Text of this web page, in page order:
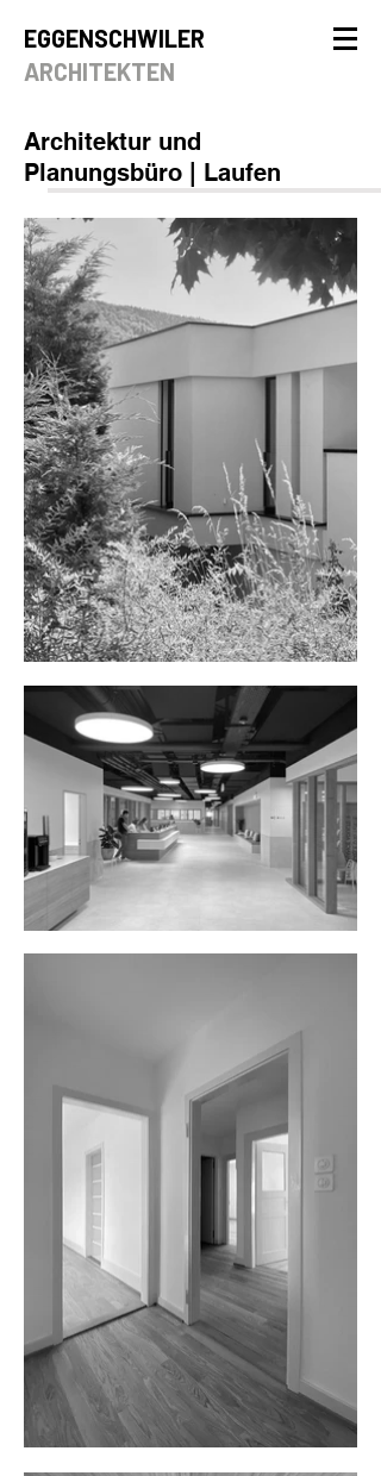
EGGENSCHWILER
ARCHITEKTEN
Architektur und
Planungsbüro | Laufen